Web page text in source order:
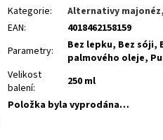
Kategorie:
Alternativy
EAN:
4018462158159
Parametry:
Bez lepku, Bez sóji,
palmového oleje,
Velikost
balení:
250 ml
Položka byla vyprodána…